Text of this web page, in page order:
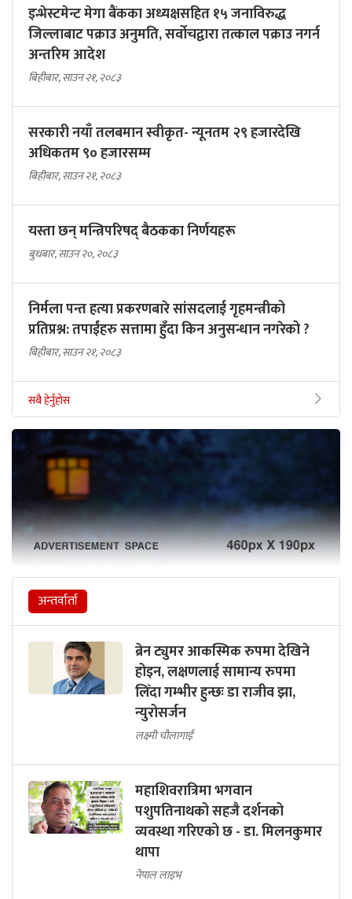
इन्भेस्टमेन्ट मेगा बैंकका अध्यक्षसहित १५ जनाविरुद्ध
जिल्लाबाट पक्राउ अनुमति, सर्वोचद्वारा तत्काल पक्राउ नगर्न
अन्तरिम आदेश
बिहीबार, साउन २१, २०८३
सरकारी नयाँ तलबमान स्वीकृत- न्यूनतम २९ हजारदेखि
अधिकतम ९० हजारसम्म
बिहीबार, साउन २१, २०८३
यस्ता छन् मन्त्रिपरिषद् बैठकका निर्णयहरू
बुधबार, साउन २०, २०८३
निर्मला पन्त हत्या प्रकरणबारे सांसदलाई गृहमन्त्रीको
प्रतिप्रश्न: तपाईंहरु सत्तामा हुँदा किन अनुसन्धान नगरेको ?
बिहीबार, साउन २१, २०८३
सबै हेर्नुहोस
अन्तर्वार्ता
ब्रेन ट्युमर आकस्मिक रुपमा देखिने
होइन, लक्षणलाई सामान्य रुपमा
लिँदा गम्भीर हुन्छः डा राजीव झा,
न्युरोसर्जन
लक्ष्मी चौलागाईं
महाशिवरात्रिमा भगवान
पशुपतिनाथको सहजै दर्शनको
व्यवस्था गरिएको छ - डा. मिलनकुमार
थापा
नेपाल लाइभ